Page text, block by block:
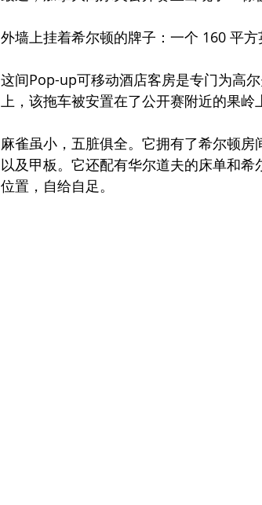
外墙上挂着希尔顿的牌子：一个 160 平
这间Pop-up可移动酒店客房是专门为高
上，该拖车被安置在了公开赛附近的果岭
麻雀虽小，五脏俱全。它拥有了希尔顿
以及甲板。它还配有华尔道夫的床单和
位置，自给自足。